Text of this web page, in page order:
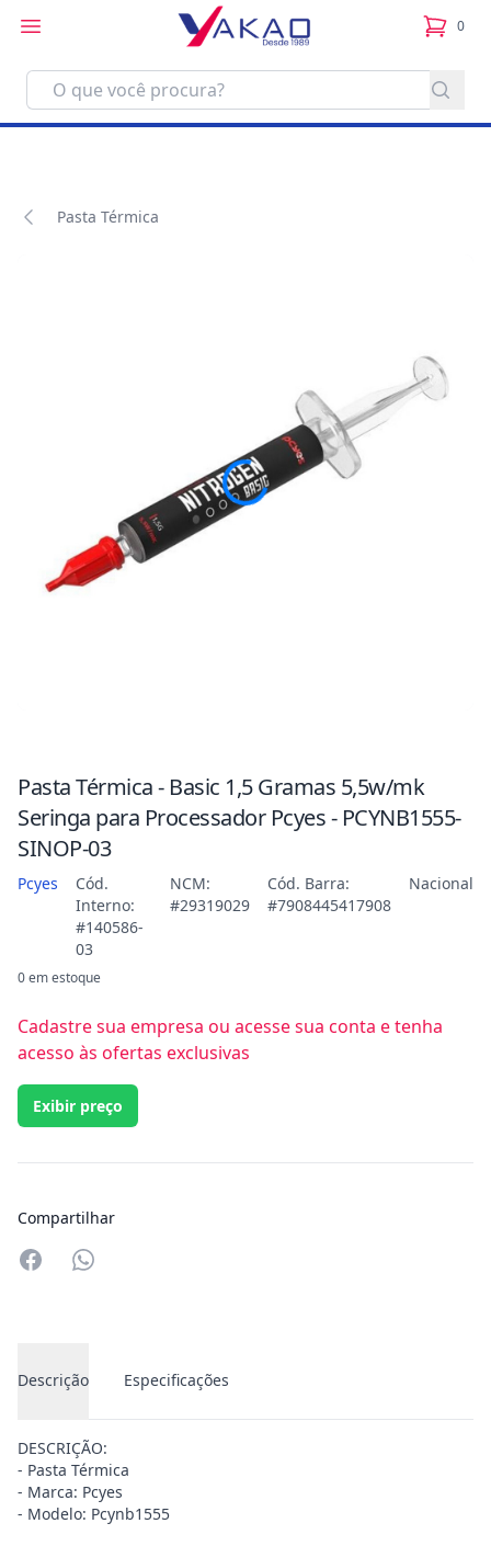
0
itens
Pasta Térmica
Pasta Térmica - Basic 1,5 Gramas 5,5w/mk
Seringa para Processador Pcyes - PCYNB1555-
SINOP-03
Pcyes
Cód.
Interno:
#140586-
03
NCM:
#29319029
Cód. Barra:
#7908445417908
Nacional
0 em estoque
Cadastre sua empresa ou acesse sua conta e tenha
acesso às ofertas exclusivas
Exibir preço
Compartilhar
Compartilhar no Whatsapp
Descrição Especificações
DESCRIÇÃO:
- Pasta Térmica
- Marca: Pcyes
- Modelo: Pcynb1555